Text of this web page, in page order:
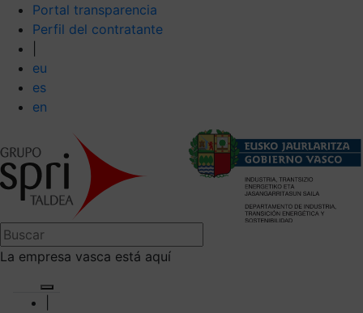
Portal transparencia
Perfil del contratante
eu
es
en
La empresa vasca está aquí